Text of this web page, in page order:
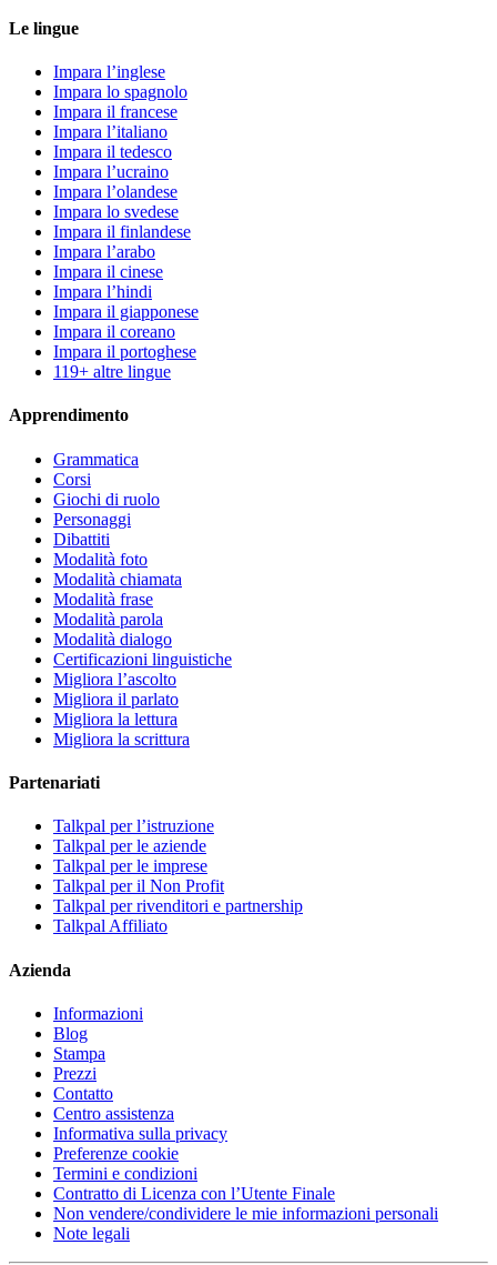
Le lingue
Impara l’inglese
Impara lo spagnolo
Impara il francese
Impara l’italiano
Impara il tedesco
Impara l’ucraino
Impara l’olandese
Impara lo svedese
Impara il finlandese
Impara l’arabo
Impara il cinese
Impara l’hindi
Impara il giapponese
Impara il coreano
Impara il portoghese
119+ altre lingue
Apprendimento
Grammatica
Corsi
Giochi di ruolo
Personaggi
Dibattiti
Modalità foto
Modalità chiamata
Modalità frase
Modalità parola
Modalità dialogo
Certificazioni linguistiche
Migliora l’ascolto
Migliora il parlato
Migliora la lettura
Migliora la scrittura
Partenariati
Talkpal per l’istruzione
Talkpal per le aziende
Talkpal per le imprese
Talkpal per il Non Profit
Talkpal per rivenditori e partnership
Talkpal Affiliato
Azienda
Informazioni
Blog
Stampa
Prezzi
Contatto
Centro assistenza
Informativa sulla privacy
Preferenze cookie
Termini e condizioni
Contratto di Licenza con l’Utente Finale
Non vendere/condividere le mie informazioni personali
Note legali